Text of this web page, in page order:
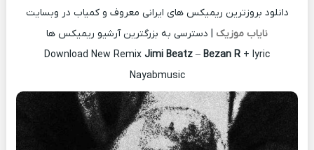
دانلود بروزترین ریمیکس های ایرانی معروف و کمیاب در وبسایت
نایاب موزیک | دسترسی به بزرگترین آرشیو ریمیکس ها
Download New Remix Jimi Beatz – Bezan R + lyric
Nayabmusic